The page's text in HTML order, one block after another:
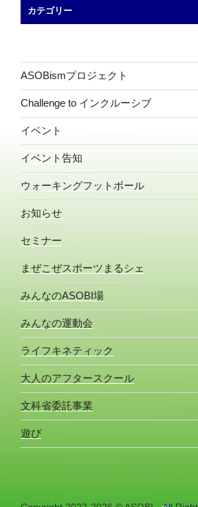
カテゴリー
ASOBismプロジェクト
Challenge to インクルーシブ
イベント
イベント告知
ウォーキングフットボール
お知らせ
セミナー
まぜこぜスポーツまるシェ
みんなのASOBI場
みんなの運動会
ライフキネティック
大人のアフタースクール
文科省委託事業
遊び